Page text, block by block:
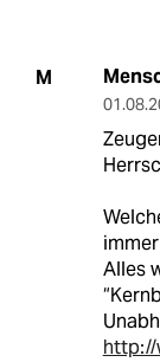
M
Alles
http://